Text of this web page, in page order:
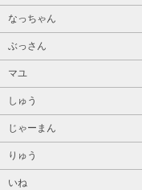
なっちゃん
ぶっさん
マユ
しゅう
じゃーまん
りゅう
いね